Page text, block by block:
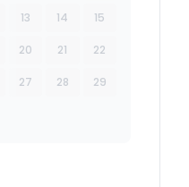
13 14 15
20 21 22
27 28 29